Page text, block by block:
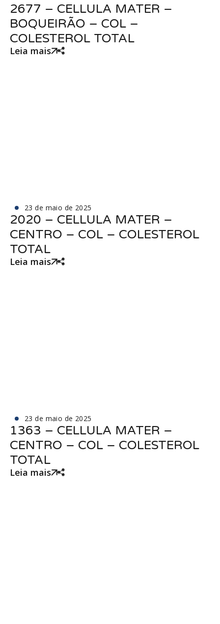
2677 – CELLULA MATER –
BOQUEIRÃO – COL –
COLESTEROL TOTAL
Leia mais
23 de maio de 2025
2020 – CELLULA MATER –
CENTRO – COL – COLESTEROL
TOTAL
Leia mais
23 de maio de 2025
1363 – CELLULA MATER –
CENTRO – COL – COLESTEROL
TOTAL
Leia mais